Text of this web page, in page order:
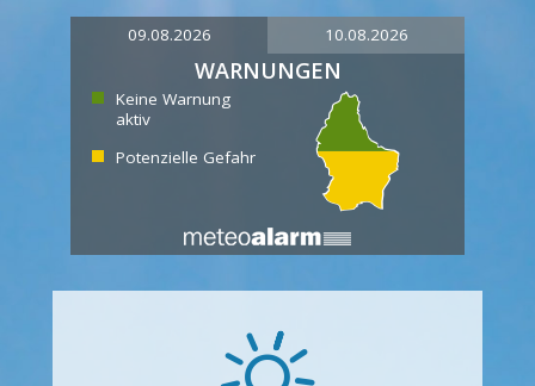
09.08.2026 10.08.2026
WARNUNGEN
Keine Warnung
aktiv
Potenzielle Gefahr